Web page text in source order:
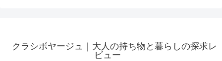
クラシボヤージュ｜大人の持ち物と暮らしの探求レ
ビュー